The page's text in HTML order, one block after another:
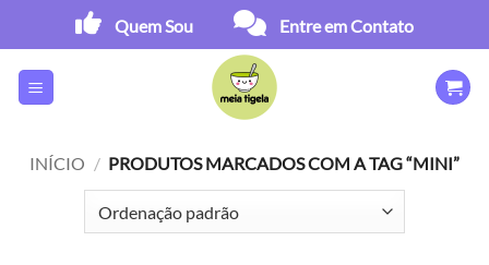
content
Quem Sou Entre em Contato
INÍCIO / PRODUTOS MARCADOS COM A TAG “MINI”